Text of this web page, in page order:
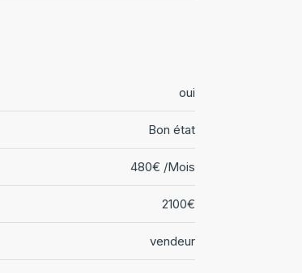
oui
Bon état
480€ /Mois
2100€
vendeur